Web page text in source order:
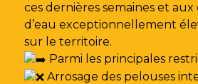
ces dernières semaines et
d’eau exceptionnellement
sur le territoire.
Parmi les principales
Arrosage des pelouses